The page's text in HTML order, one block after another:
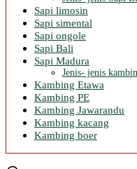
Sapi limosin
Sapi simental
Sapi ongole
Sapi Bali
Sapi Madura
Jenis- jenis
Kambing Etawa
Kambing PE
Kambing Jawarandu
Kambing kacang
Kambing boer